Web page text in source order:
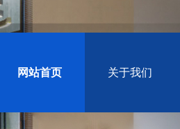
网站首页 关于我们